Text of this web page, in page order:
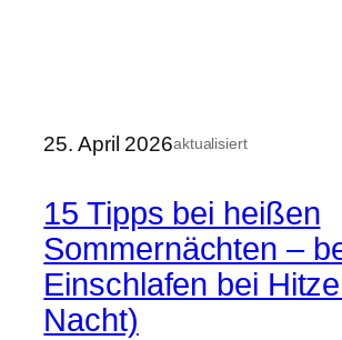
25. April 2026aktualisiert
15 Tipps bei heißen
Sommernächten –
Einschlafen bei
Nacht)